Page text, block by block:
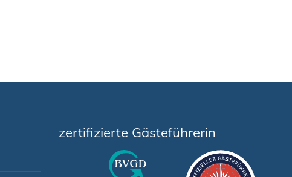
zertifizierte Gästeführerin